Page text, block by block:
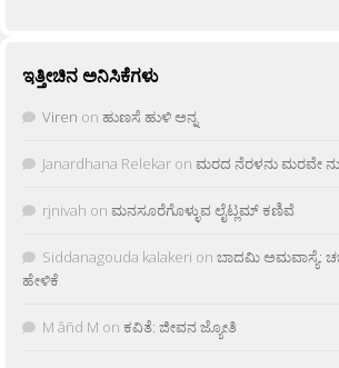
ಇತ್ತೀಚಿನ ಅನಿಸಿಕೆಗಳು
Viren on ಹುಣಸೆ ಹುಳಿ ಅನ್ನ
Janardhana Relekar on ಮರದ ನೆರಳನು ಮರವೇ
rjnivah on ಮನಸೂರೆಗೊಳ್ಳುವ ಲೈಟ್ಲಮ್ ಕಣಿವೆ
Siddanagouda kalakeri on ಬಾದಮಿ ಅಮವಾಸ್ಯೆ:
ಹೇಳಿಕೆ
M âñd M on ಕವಿತೆ: ಜೀವನ ಜ್ಯೋತಿ